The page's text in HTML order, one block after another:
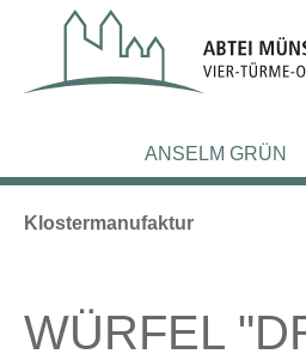
Hauptinhalt springen
Zur Suche springen
Zur Hauptnavigation springen
ANSELM GRÜN
Klostermanufaktur
WÜRFEL